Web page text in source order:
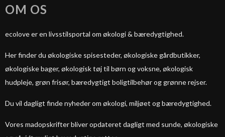
OM OS
ecolove er en livsstilsportal om økologi & bæredygtighed.
Her finder du økologiske spisesteder, økologiske gårdbutikker,
økologiske bager, økologisk tøj til børn og voksne, økologisk
hudpleje, grøn frisør, bæredygtigt boligtilbehør og grønne rejser.
Du vil dagligt finde nyheder om økologi, miljøet og bæredygtighed.
Vores madopskrifter bliver opdateret dagligt med sunde, økologiske